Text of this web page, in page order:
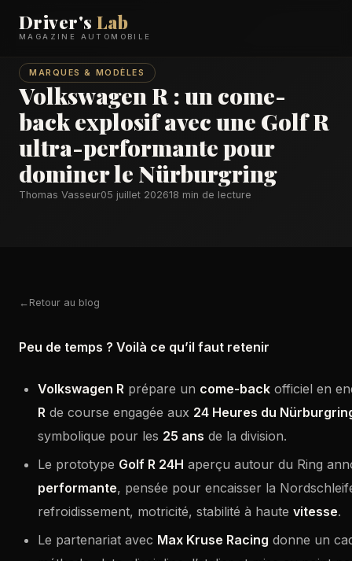
Driver'sLab
MAGAZINE AUTOMOBILE
MARQUES & MODÈLES
Volkswagen R : un come-
back explosif avec une Golf R
ultra-performante pour
dominer le Nürburgring
Thomas Vasseur05 juillet 202618 min de lecture
Retour au blog
Peu de temps ? Voilà ce qu’il faut retenir
Volkswagen R prépare un come-back officiel en
R de course engagée aux 24 Heures du
symbolique pour les 25 ans de la division.
Le prototype Golf R 24H aperçu autour du Ring
performante, pensée pour encaisser la
refroidissement, motricité, stabilité à haute vitesse.
Le partenariat avec Max Kruse Racing donne un